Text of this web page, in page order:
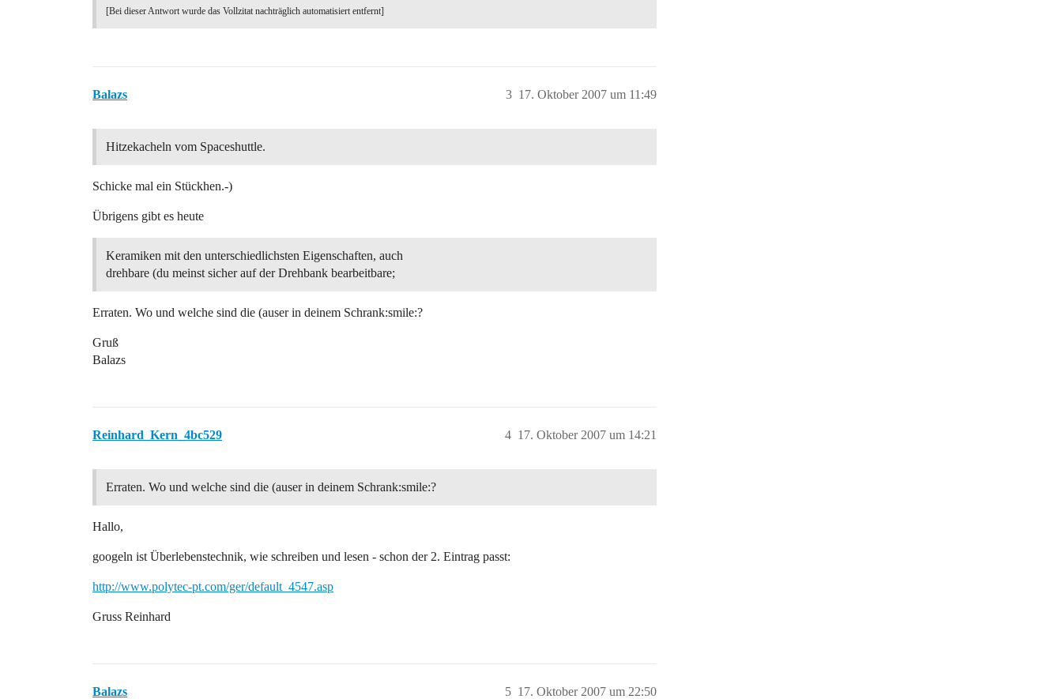
[Bei dieser Antwort wurde das Vollzitat nachträglich automatisiert entfernt]
Balazs 17. Oktober 2007 um 11:49
3
Hitzekacheln vom Spaceshuttle.
Schicke mal ein Stückhen.-)
Übrigens gibt es heute
Keramiken mit den unterschiedlichsten Eigenschaften, auch
drehbare (du meinst sicher auf der Drehbank bearbeitbare;
Erraten. Wo und welche sind die (auser in deinem Schrank:smile:?
Gruß
Balazs
Reinhard_Kern_4bc529 17. Oktober 2007 um 14:21
4
Erraten. Wo und welche sind die (auser in deinem Schrank:smile:?
Hallo,
googeln ist Überlebenstechnik, wie schreiben und lesen - schon der 2. Eintrag passt:
http://www.polytec-pt.com/ger/default_4547.asp
Gruss Reinhard
Balazs 17. Oktober 2007 um 22:50
5